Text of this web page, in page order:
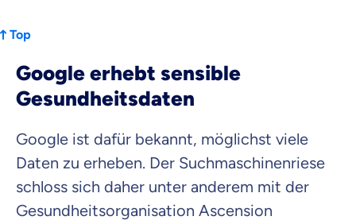
Top
Google erhebt sensible
Gesundheitsdaten
Google ist dafür bekannt, möglichst viele
Daten zu erheben. Der Suchmaschinenriese
schloss sich daher unter anderem mit der
Gesundheitsorganisation Ascension